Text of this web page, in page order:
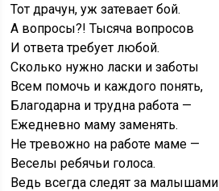
Тот драчун, уж затевает бой.
А вопросы?! Тысяча вопросов
И ответа требует любой.
Сколько нужно ласки и заботы
Всем помочь и каждого понять,
Благодарна и трудна работа —
Ежедневно маму заменять.
Не тревожно на работе маме —
Веселы ребячьи голоса.
Ведь всегда следят за малышами